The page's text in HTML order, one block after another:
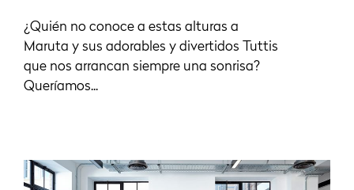
¿Quién no conoce a estas alturas a
Maruta y sus adorables y divertidos Tuttis
que nos arrancan siempre una sonrisa?
Queríamos...